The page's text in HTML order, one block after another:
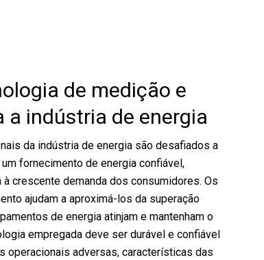
de medição e
indústria de energia
da indústria de energia são desafiados a
fornecimento de energia confiável,
crescente demanda dos consumidores. Os
ajudam a aproximá-los da superação
de energia atinjam e mantenham o
empregada deve ser durável e confiável
operacionais adversas, características das